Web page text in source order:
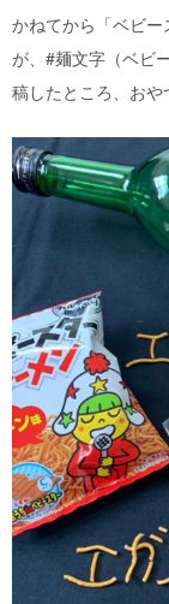
かねてから「ベビ
が、#麺文字（ベビ
稿したところ、おや